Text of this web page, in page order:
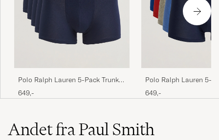
Polo Ralph Lauren 5-Pack Trunk
Cruise Navy
649,-
Polo Ralph Lauren 5-
Multi
649,-
Andet fra Paul Smith